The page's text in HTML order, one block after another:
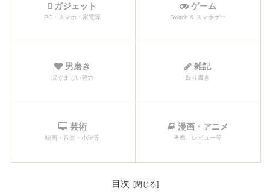
ガジェット
PC・スマホ・家電等
ゲーム
Switch & スマホゲー
男磨き
涙ぐましい努力
雑記
殴り書き
芸術
映画・音楽・小説等
漫画・アニメ
考察、レビュー等
目次